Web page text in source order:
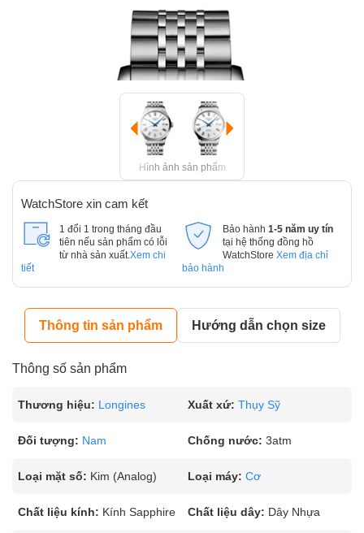
Hình ảnh sản phẩm
WatchStore xin cam kết
1 đổi 1 trong tháng đầu
tiên nếu sản phẩm có lỗi
từ nhà sản xuất. Xem chi
tiết
Bảo hành 1-5 năm uy tín
tại hệ thống đồng hồ
WatchStore Xem địa chỉ
bảo hành
Thông tin sản phẩm Hướng dẫn chọn size
Thông số sản phẩm
Thương hiệu: Longines Xuất xứ: Thụy Sỹ
Đối tượng: Nam Chống nước: 3atm
Loại mặt số: Kim (Analog) Loại máy: Cơ
Chất liệu kính: Kính Sapphire Chất liệu dây: Dây Nhựa